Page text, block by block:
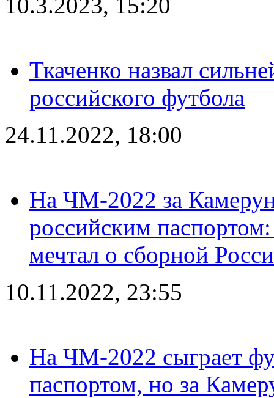
Ткаченко назвал
российского футбола
24.11.2022, 18:00
На ЧМ-2022 за
российским
мечтал о сборной
10.11.2022, 23:55
На ЧМ-2022 сыграет
паспортом, но за